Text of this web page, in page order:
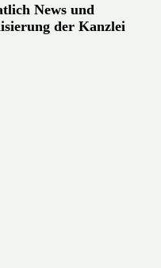
News und
der Kanzlei